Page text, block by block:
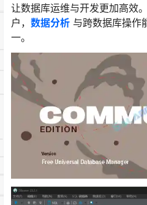
让数据库运维与开发更加高效
户， 数据分析 与跨数据库操作
一。